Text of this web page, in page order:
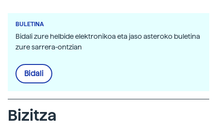
BULETINA
Bidali zure helbide elektronikoa eta jaso asteroko buletina
zure sarrera-ontzian
Bidali
Bizitza